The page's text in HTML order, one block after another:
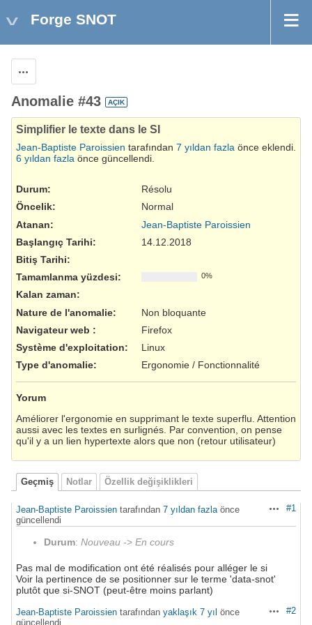
Forge SNOT
Anomalie #43 AÇIK
Simplifier le texte dans le SI
Jean-Baptiste Paroissien tarafından 7 yıldan fazla önce eklendi.
6 yıldan fazla önce güncellendi.
Durum:
Résolu
Öncelik:
Normal
Atanan:
Jean-Baptiste Paroissien
Başlangıç Tarihi:
14.12.2018
Bitiş Tarihi:
Tamamlanma yüzdesi:
0%
Kalan zaman:
Nature de l'anomalie:
Non bloquante
Navigateur web :
Firefox
Système d'exploitation:
Linux
Type d'anomalie: Ergonomie / Fonctionnalité
Yorum
Améliorer l'ergonomie en supprimant le texte superflu. Attention
aussi avec les textes en surlignés. Par convention, on pense
qu'il y a un lien hypertexte alors que non (retour utilisateur)
Geçmiş Notlar Özellik değişiklikleri
Aksiyonlar
#1
Jean-Baptiste Paroissien tarafından 7 yıldan fazla önce
güncellendi
Durum: Nouveau -> En cours
Pas mal de modification ont été réalisés pour alléger le si
Voir la pertinence de se positionner sur le terme 'data-snot'
plutôt que si-SNOT (peut-être moins parlant)
Aksiyonlar
#2
Jean-Baptiste Paroissien tarafından yaklaşık 7 yıl önce
güncellendi